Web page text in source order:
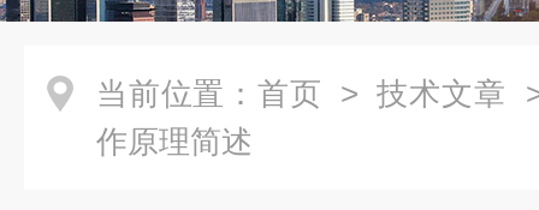
当前位置： 首页 > 技术文章
作原理简述